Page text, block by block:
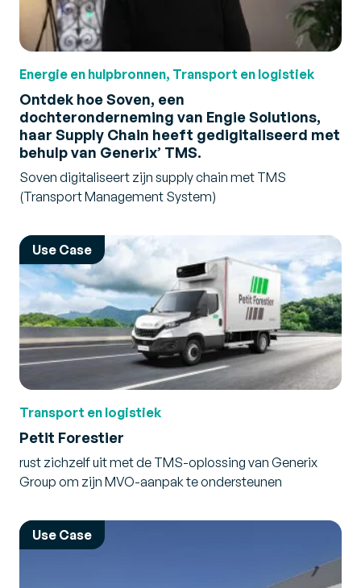
Energie en hulpbronnen, Transport en logistiek
Ontdek hoe Soven, een
dochteronderneming van Engie Solutions,
haar Supply Chain heeft gedigitaliseerd met
behulp van Generix’ TMS.
Soven digitaliseert zijn supply chain met TMS
(Transport Management System)
Use Case
Transport en logistiek
Petit Forestier
rust zichzelf uit met de TMS-oplossing van Generix
Group om zijn MVO-aanpak te ondersteunen
Use Case